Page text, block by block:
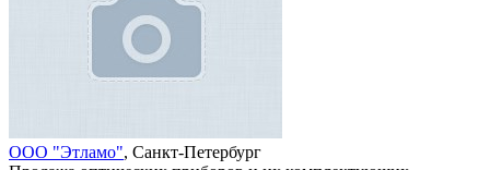
ООО "Этламо", Санкт-Петербург